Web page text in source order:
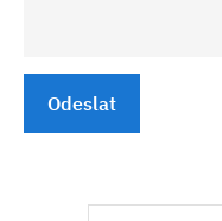
Odeslat